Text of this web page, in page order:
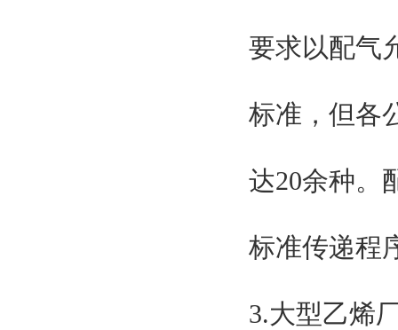
要求以配气
标准，但各
达20余种。
标准传递程
3.大型乙烯